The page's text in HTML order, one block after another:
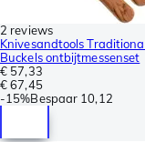
2 reviews
Knivesandtools
Buckels ontbijtmessenset
€ 57,33
€ 67,45
-15%Bespaar 10,12